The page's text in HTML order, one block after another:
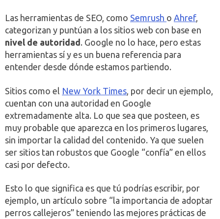
Las herramientas de SEO, como Semrush o Ahref,
categorizan y puntúan a los sitios web con base en
nivel de autoridad . Google no lo hace, pero estas
herramientas sí y es un buena referencia para
entender desde dónde estamos partiendo.
Sitios como el New York Times , por decir un ejemplo,
cuentan con una autoridad en Google
extremadamente alta. Lo que sea que posteen, es
muy probable que aparezca en los primeros lugares,
sin importar la calidad del contenido. Ya que suelen
ser sitios tan robustos que Google “confía” en ellos
casi por defecto.
Esto lo que significa es que tú podrías escribir, por
ejemplo, un artículo sobre “la importancia de adoptar
perros callejeros” teniendo las mejores prácticas de